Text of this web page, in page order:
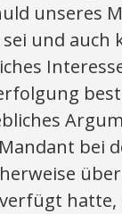
unseres
und auch
bei
hatte,